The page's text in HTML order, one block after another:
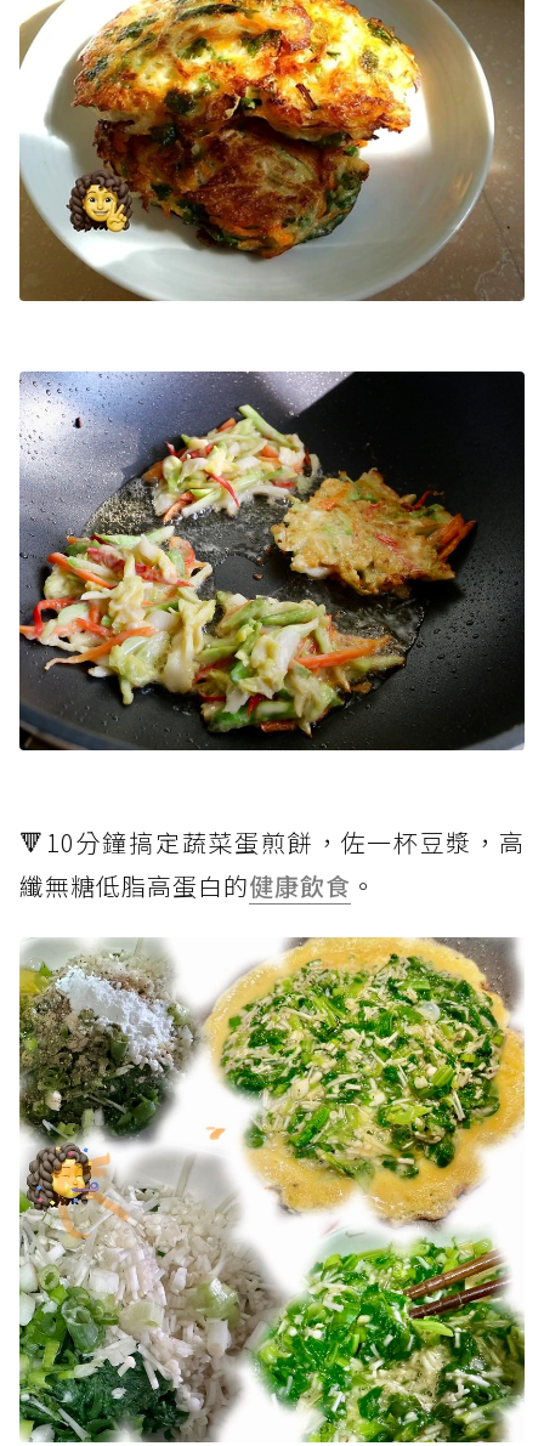
🔻10分鐘搞定蔬菜蛋煎餅，佐一杯豆漿，高
纖無糖低脂高蛋白的健康飲食 。